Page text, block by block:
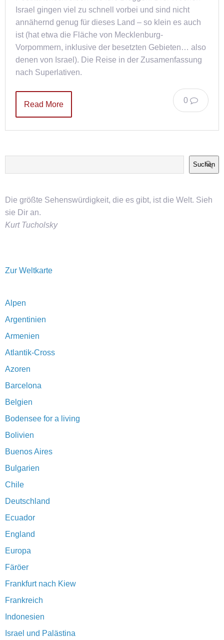
Israel gingen viel zu schnell vorbei und sind nicht
annähernd genug für dieses Land – so klein es auch
ist (hat etwa die Fläche von Mecklenburg-
Vorpommern, inklusive der besetzten Gebieten… also
denen von Israel). Die Reise in der Zusamenfassung
nach Superlativen.
0
Read More
Suchen
Die größte Sehenswürdigkeit, die es gibt, ist die Welt. Sieh
sie Dir an.
Kurt Tucholsky
Zur Weltkarte
Alpen
Argentinien
Armenien
Atlantik-Cross
Azoren
Barcelona
Belgien
Bodensee for a living
Bolivien
Buenos Aires
Bulgarien
Chile
Deutschland
Ecuador
England
Europa
Färöer
Frankfurt nach Kiew
Frankreich
Indonesien
Israel und Palästina